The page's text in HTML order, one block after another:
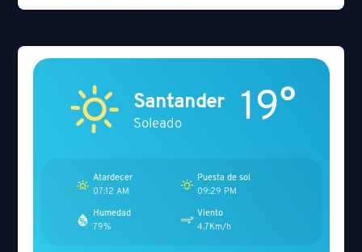
Santander
Soleado 19°
Atardecer
07:12 AM
Puesta de sol
09:29 PM
Humedad
79%
Viento
4.7Km/h